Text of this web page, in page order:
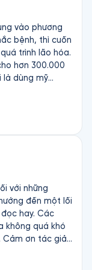
còn mang lại cho
nữ sau khi chồng
hơn 100 tuổi
thể gây hại cho
tự nhiên, vì sao
cũng có thể ảnh
vào phương
bệnh, thì cuốn
trình lão hóa.
hơn 300.000
là dùng mỹ
trong tế bào.
đổi thói quen
tuổi thọ mà
với những
đến một lối
hay. Các
không quá khó
Cảm ơn tác giả.
sách khi mình